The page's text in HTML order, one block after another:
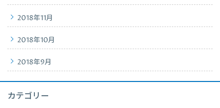
2018年11月
2018年10月
2018年9月
カテゴリー